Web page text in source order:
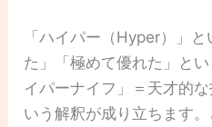
「ハイパー（Hyper）」
た」「極めて優れた」と
イパーナイフ」＝天才的
いう解釈が成り立ちます